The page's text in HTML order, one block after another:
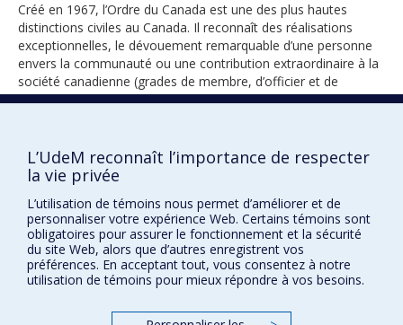
Créé en 1967, l’Ordre du Canada est une des plus hautes
distinctions civiles au Canada. Il reconnaît des réalisations
exceptionnelles, le dévouement remarquable d’une personne
envers la communauté ou une contribution extraordinaire à la
société canadienne (grades de membre, d’officier et de
compagnon).
1997
Prix et distinctions
L’UdeM reconnaît l’importance de respecter
la vie privée
L’utilisation de témoins nous permet d’améliorer et de
personnaliser votre expérience Web. Certains témoins sont
obligatoires pour assurer le fonctionnement et la sécurité
du site Web, alors que d’autres enregistrent vos
préférences. En acceptant tout, vous consentez à notre
utilisation de témoins pour mieux répondre à vos besoins.